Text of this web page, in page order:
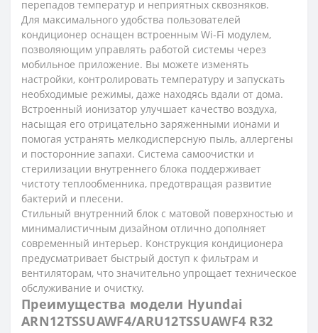
перепадов температур и неприятных сквозняков.
Для максимального удобства пользователей
кондиционер оснащен встроенным Wi-Fi модулем,
позволяющим управлять работой системы через
мобильное приложение. Вы можете изменять
настройки, контролировать температуру и запускать
необходимые режимы, даже находясь вдали от дома.
Встроенный ионизатор улучшает качество воздуха,
насыщая его отрицательно заряженными ионами и
помогая устранять мелкодисперсную пыль, аллергены
и посторонние запахи. Система самоочистки и
стерилизации внутреннего блока поддерживает
чистоту теплообменника, предотвращая развитие
бактерий и плесени.
Стильный внутренний блок с матовой поверхностью и
минималистичным дизайном отлично дополняет
современный интерьер. Конструкция кондиционера
предусматривает быстрый доступ к фильтрам и
вентиляторам, что значительно упрощает техническое
обслуживание и очистку.
Преимущества модели Hyundai
ARN12TSSUAWF4/ARU12TSSUAWF4 R32